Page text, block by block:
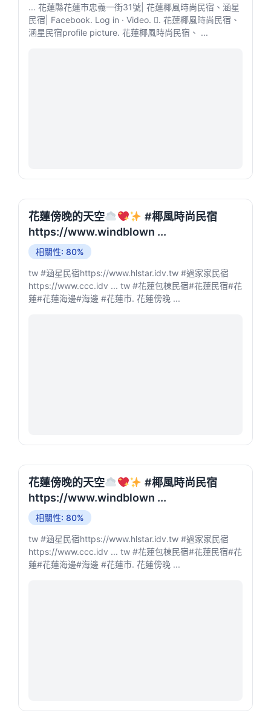
... 花蓮縣花蓮市忠義一街31號| 花蓮椰風時尚民宿、涵星
民宿| Facebook. Log in · Video. 󱡘. 花蓮椰風時尚民宿、
涵星民宿profile picture. 花蓮椰風時尚民宿、 ...
花蓮傍晚的天空
#椰風時尚民宿
https://www.windblown ...
相關性: 80%
tw #涵星民宿https://www.hlstar.idv.tw #過家家民宿
https://www.ccc.idv ... tw #花蓮包棟民宿#花蓮民宿#花
蓮#花蓮海邊#海邊 #花蓮市. 花蓮傍晚 ...
花蓮傍晚的天空
#椰風時尚民宿
https://www.windblown ...
相關性: 80%
tw #涵星民宿https://www.hlstar.idv.tw #過家家民宿
https://www.ccc.idv ... tw #花蓮包棟民宿#花蓮民宿#花
蓮#花蓮海邊#海邊 #花蓮市. 花蓮傍晚 ...